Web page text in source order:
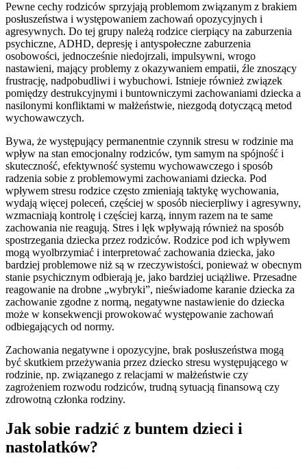
Pewne cechy rodziców sprzyjają problemom związanym z brakiem
posłuszeństwa i występowaniem zachowań opozycyjnych i
agresywnych. Do tej grupy należą rodzice cierpiący na zaburzenia
psychiczne, ADHD, depresję i antyspołeczne zaburzenia
osobowości, jednocześnie niedojrzali, impulsywni, wrogo
nastawieni, mający problemy z okazywaniem empatii, źle znoszący
frustrację, nadpobudliwi i wybuchowi. Istnieje również związek
pomiędzy destrukcyjnymi i buntowniczymi zachowaniami dziecka a
nasilonymi konfliktami w małżeństwie, niezgodą dotyczącą metod
wychowawczych.
Bywa, że występujący permanentnie czynnik stresu w rodzinie ma
wpływ na stan emocjonalny rodziców, tym samym na spójność i
skuteczność, efektywność systemu wychowawczego i sposób
radzenia sobie z problemowymi zachowaniami dziecka. Pod
wpływem stresu rodzice często zmieniają taktykę wychowania,
wydają więcej poleceń, częściej w sposób niecierpliwy i agresywny,
wzmacniają kontrolę i częściej karzą, innym razem na te same
zachowania nie reagują. Stres i lęk wpływają również na sposób
spostrzegania dziecka przez rodziców. Rodzice pod ich wpływem
mogą wyolbrzymiać i interpretować zachowania dziecka, jako
bardziej problemowe niż są w rzeczywistości, ponieważ w obecnym
stanie psychicznym odbierają je, jako bardziej uciążliwe. Przesadne
reagowanie na drobne „wybryki”, nieświadome karanie dziecka za
zachowanie zgodne z normą, negatywne nastawienie do dziecka
może w konsekwencji prowokować występowanie zachowań
odbiegających od normy.
Zachowania negatywne i opozycyjne, brak posłuszeństwa mogą
być skutkiem przeżywania przez dziecko stresu występującego w
rodzinie, np. związanego z relacjami w małżeństwie czy
zagrożeniem rozwodu rodziców, trudną sytuacją finansową czy
zdrowotną członka rodziny.
Jak sobie radzić z buntem dzieci i
nastolatków?